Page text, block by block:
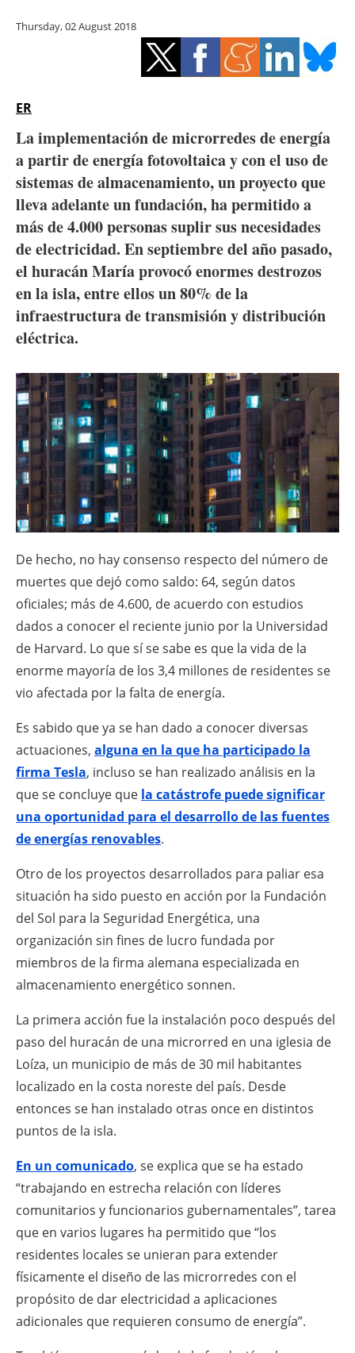
Electric/Hybrid
Blogs
Agenda
Directory
Jobs
About us
Newsletters
Thursday, 02 August 2018
ER
La implementación de microrredes de energía
a partir de energía fotovoltaica y con el uso de
sistemas de almacenamiento, un proyecto que
lleva adelante un fundación, ha permitido a
más de 4.000 personas suplir sus necesidades
de electricidad. En septiembre del año pasado,
el huracán María provocó enormes destrozos
en la isla, entre ellos un 80% de la
infraestructura de transmisión y distribución
eléctrica.
De hecho, no hay consenso respecto del número de
muertes que dejó como saldo: 64, según datos
oficiales; más de 4.600, de acuerdo con estudios
dados a conocer el reciente junio por la Universidad
de Harvard. Lo que sí se sabe es que la vida de la
enorme mayoría de los 3,4 millones de residentes se
vio afectada por la falta de energía.
Es sabido que ya se han dado a conocer diversas
actuaciones, alguna en la que ha participado la
firma Tesla, incluso se han realizado análisis en la
que se concluye que la catástrofe puede significar
una oportunidad para el desarrollo de las fuentes
de energías renovables.
Otro de los proyectos desarrollados para paliar esa
situación ha sido puesto en acción por la Fundación
del Sol para la Seguridad Energética, una
organización sin fines de lucro fundada por
miembros de la firma alemana especializada en
almacenamiento energético sonnen.
La primera acción fue la instalación poco después del
paso del huracán de una microrred en una iglesia de
Loíza, un municipio de más de 30 mil habitantes
localizado en la costa noreste del país. Desde
entonces se han instalado otras once en distintos
puntos de la isla.
En un comunicado, se explica que se ha estado
“trabajando en estrecha relación con líderes
comunitarios y funcionarios gubernamentales”, tarea
que en varios lugares ha permitido que “los
residentes locales se unieran para extender
físicamente el diseño de las microrredes con el
propósito de dar electricidad a aplicaciones
adicionales que requieren consumo de energía”.